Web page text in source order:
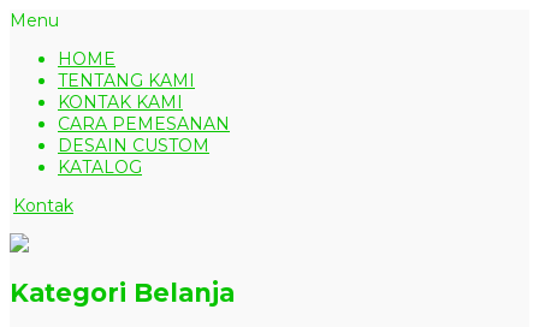
Menu
HOME
TENTANG KAMI
KONTAK KAMI
CARA PEMESANAN
DESAIN CUSTOM
KATALOG
Kontak
Kategori Belanja